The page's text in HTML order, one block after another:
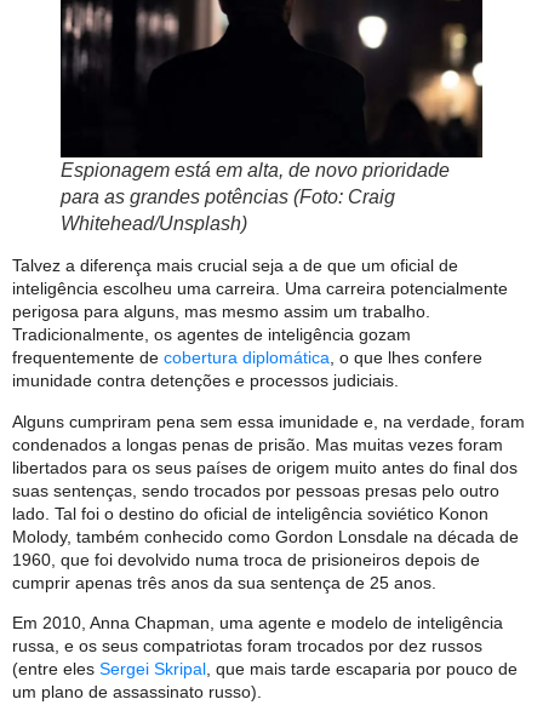
Espionagem está em alta, de novo prioridade
para as grandes potências (Foto: Craig
Whitehead/Unsplash)
Talvez a diferença mais crucial seja a de que um oficial de
inteligência escolheu uma carreira. Uma carreira potencialmente
perigosa para alguns, mas mesmo assim um trabalho.
Tradicionalmente, os agentes de inteligência gozam
frequentemente de cobertura diplomática, o que lhes confere
imunidade contra detenções e processos judiciais.
Alguns cumpriram pena sem essa imunidade e, na verdade, foram
condenados a longas penas de prisão. Mas muitas vezes foram
libertados para os seus países de origem muito antes do final dos
suas sentenças, sendo trocados por pessoas presas pelo outro
lado. Tal foi o destino do oficial de inteligência soviético Konon
Molody, também conhecido como Gordon Lonsdale na década de
1960, que foi devolvido numa troca de prisioneiros depois de
cumprir apenas três anos da sua sentença de 25 anos.
Em 2010, Anna Chapman, uma agente e modelo de inteligência
russa, e os seus compatriotas foram trocados por dez russos
(entre eles Sergei Skripal , que mais tarde escaparia por pouco de
um plano de assassinato russo).